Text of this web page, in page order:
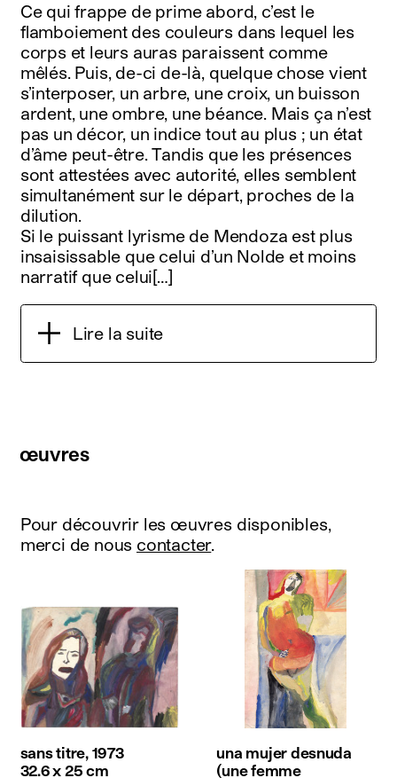
Ce qui frappe de prime abord, c’est le
flamboiement des couleurs dans lequel les
corps et leurs auras paraissent comme
mêlés. Puis, de-ci de-là, quelque chose vient
s’interposer, un arbre, une croix, un buisson
ardent, une ombre, une béance. Mais ça n’est
pas un décor, un indice tout au plus ; un état
d’âme peut-être. Tandis que les présences
sont attestées avec autorité, elles semblent
simultanément sur le départ, proches de la
dilution.
Si le puissant lyrisme de Mendoza est plus
insaisissable que celui d’un Nolde et moins
narratif que celui[…]
Lire la suite
œuvres
Pour découvrir les œuvres disponibles,
merci de nous contacter.
sans titre, 1973
32.6 x 25 cm
una mujer desnuda
(une femme